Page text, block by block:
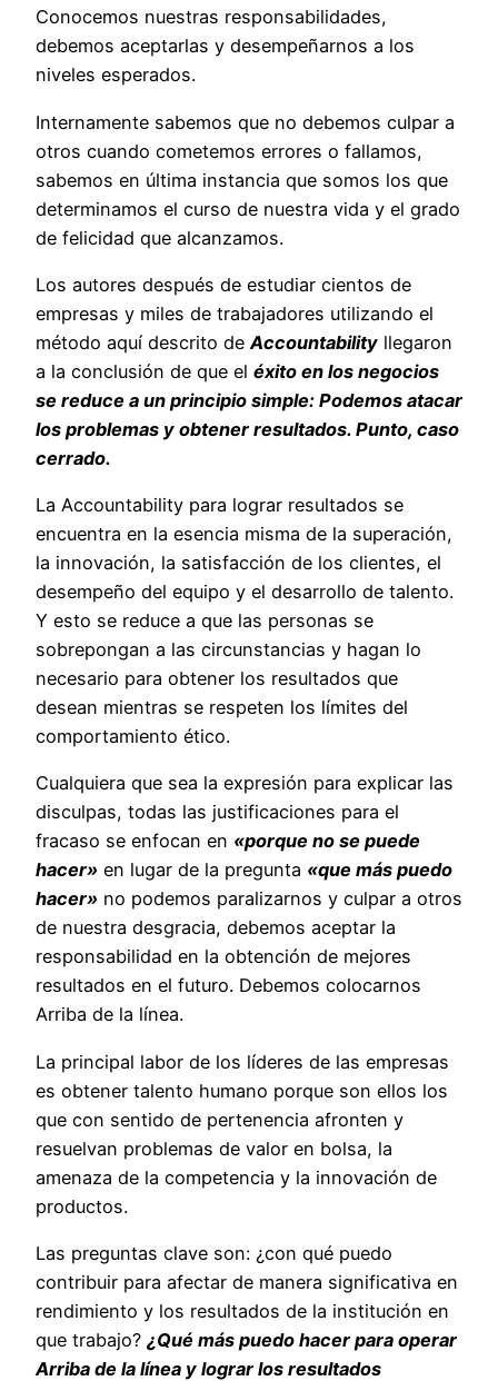
Conocemos nuestras responsabilidades,
debemos aceptarlas y desempeñarnos a los
niveles esperados.
Internamente sabemos que no debemos culpar a
otros cuando cometemos errores o fallamos,
sabemos en última instancia que somos los que
determinamos el curso de nuestra vida y el grado
de felicidad que alcanzamos.
Los autores después de estudiar cientos de
empresas y miles de trabajadores utilizando el
método aquí descrito de Accountability llegaron
a la conclusión de que el éxito en los negocios
se reduce a un principio simple: Podemos atacar
los problemas y obtener resultados. Punto, caso
cerrado.
La Accountability para lograr resultados se
encuentra en la esencia misma de la superación,
la innovación, la satisfacción de los clientes, el
desempeño del equipo y el desarrollo de talento.
Y esto se reduce a que las personas se
sobrepongan a las circunstancias y hagan lo
necesario para obtener los resultados que
desean mientras se respeten los límites del
comportamiento ético.
Cualquiera que sea la expresión para explicar las
disculpas, todas las justificaciones para el
fracaso se enfocan en «porque no se puede
hacer» en lugar de la pregunta «que más puedo
hacer» no podemos paralizarnos y culpar a otros
de nuestra desgracia, debemos aceptar la
responsabilidad en la obtención de mejores
resultados en el futuro. Debemos colocarnos
Arriba de la línea.
La principal labor de los líderes de las empresas
es obtener talento humano porque son ellos los
que con sentido de pertenencia afronten y
resuelvan problemas de valor en bolsa, la
amenaza de la competencia y la innovación de
productos.
Las preguntas clave son: ¿con qué puedo
contribuir para afectar de manera significativa en
rendimiento y los resultados de la institución en
que trabajo? ¿Qué más puedo hacer para operar
Arriba de la línea y lograr los resultados